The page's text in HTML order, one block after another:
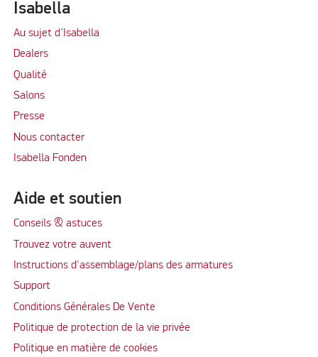
Isabella
Au sujet d’Isabella
Dealers
Qualité
Salons
Presse
Nous contacter
Isabella Fonden
Aide et soutien
Conseils & astuces
Trouvez votre auvent
Instructions d'assemblage/plans des armatures
Support
Conditions Générales De Vente
Politique de protection de la vie privée
Politique en matière de cookies